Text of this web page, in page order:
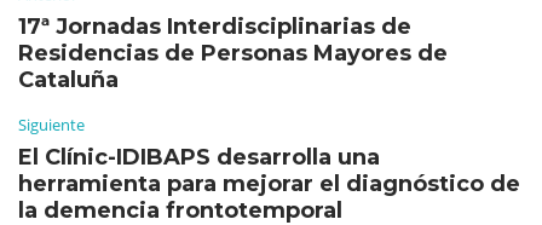
17ª Jornadas Interdisciplinarias de
Residencias de Personas Mayores de
Cataluña
Siguiente
El Clínic-IDIBAPS desarrolla una
herramienta para mejorar el diagnóstico de
la demencia frontotemporal